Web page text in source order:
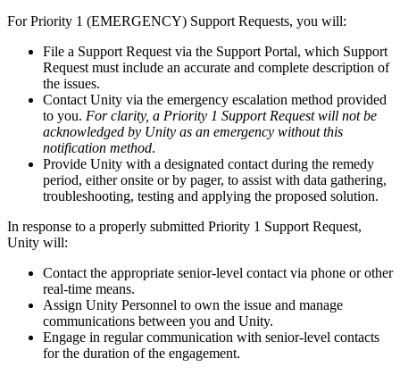
For Priority 1 (EMERGENCY) Support Requests, you will:
File a Support Request via the Support Portal, which Support
Request must include an accurate and complete description of
the issues.
Contact Unity via the emergency escalation method provided
to you. For clarity, a Priority 1 Support Request will not be
acknowledged by Unity as an emergency without this
notification method.
Provide Unity with a designated contact during the remedy
period, either onsite or by pager, to assist with data gathering,
troubleshooting, testing and applying the proposed solution.
In response to a properly submitted Priority 1 Support Request,
Unity will:
Contact the appropriate senior-level contact via phone or other
real-time means.
Assign Unity Personnel to own the issue and manage
communications between you and Unity.
Engage in regular communication with senior-level contacts
for the duration of the engagement.